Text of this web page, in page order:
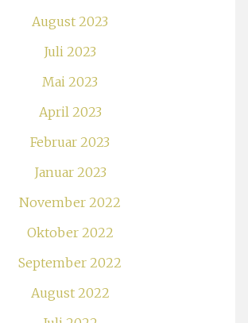
August 2023
Juli 2023
Mai 2023
April 2023
Februar 2023
Januar 2023
November 2022
Oktober 2022
September 2022
August 2022